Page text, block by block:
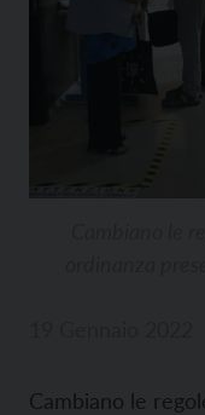
Cambiano le